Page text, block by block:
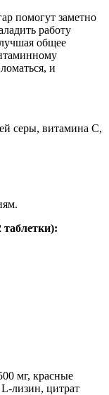
помогут заметно
работу
общее
и
серы, витамина С,
мг, красные
лизин, цитрат